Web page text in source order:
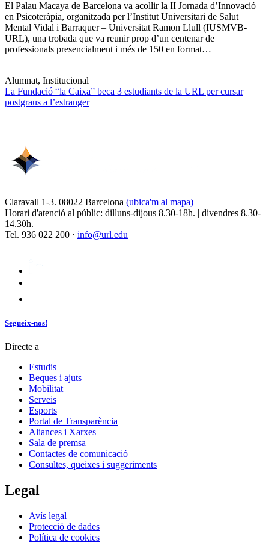
El Palau Macaya de Barcelona va acollir la II Jornada d’Innovació
en Psicoteràpia, organitzada per l’Institut Universitari de Salut
Mental Vidal i Barraquer – Universitat Ramon Llull (IUSMVB-
URL), una trobada que va reunir prop d’un centenar de
professionals presencialment i més de 150 en format…
Alumnat, Institucional
La Fundació “la Caixa” beca 3 estudiants de la URL per cursar
postgraus a l’estranger
Claravall 1-3. 08022 Barcelona (ubica'm al mapa)
Horari d'atenció al públic: dilluns-dijous 8.30-18h. | divendres 8.30-
14.30h.
Tel. 936 022 200 · info@url.edu
Segueix-nos!
Directe a
Estudis
Beques i ajuts
Mobilitat
Serveis
Esports
Portal de Transparència
Aliances i Xarxes
Sala de premsa
Contactes de comunicació
Consultes, queixes i suggeriments
Legal
Avís legal
Protecció de dades
Política de cookies